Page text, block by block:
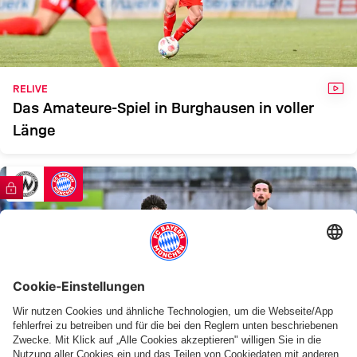
BURGHAUSENFCB II
Zum Spielbericht
RELIVE
Das Amateure-Spiel in Burghausen in voller
Länge
FC Bayern TV PLUS